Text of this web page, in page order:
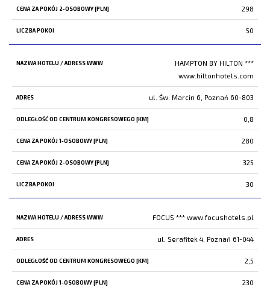
298
50
HAMPTON BY HILTON ***
www.hiltonhotels.com
ul. Św. Marcin 6, Poznań 60-803
0,8
280
325
30
FOCUS ***www.focushotels.pl
ul. Serafitek 4, Poznań 61-044
2,5
230